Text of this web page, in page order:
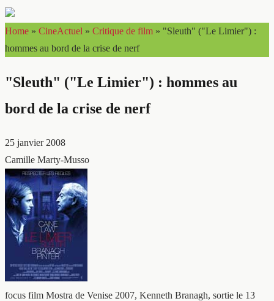
Home » CineActuel » Critique de film » "Sleuth" ("Le Limier") :
hommes au bord de la crise de nerf
"Sleuth" ("Le Limier") : hommes au
bord de la crise de nerf
25 janvier 2008
Camille Marty-Musso
focus film Mostra de Venise 2007, Kenneth Branagh, sortie le 13